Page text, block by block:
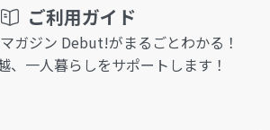
ご利用ガイド
ガジン Debut!がまるごとわかる！
、一人暮らしをサポートします！